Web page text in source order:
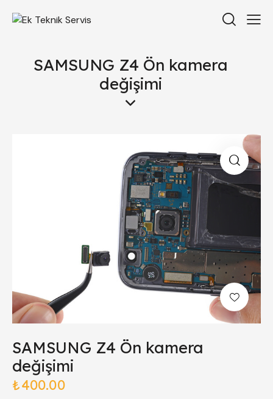
SAMSUNG Z4 Ön kamera
değişimi
SAMSUNG Z4 Ön kamera
değişimi
₺400.00